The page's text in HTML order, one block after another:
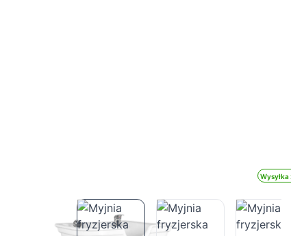
Wysyłka